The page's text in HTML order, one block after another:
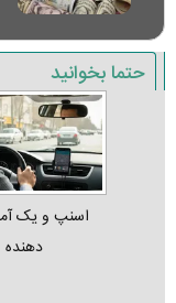
حتما بخوانید
اسنپ و یک
دهنده